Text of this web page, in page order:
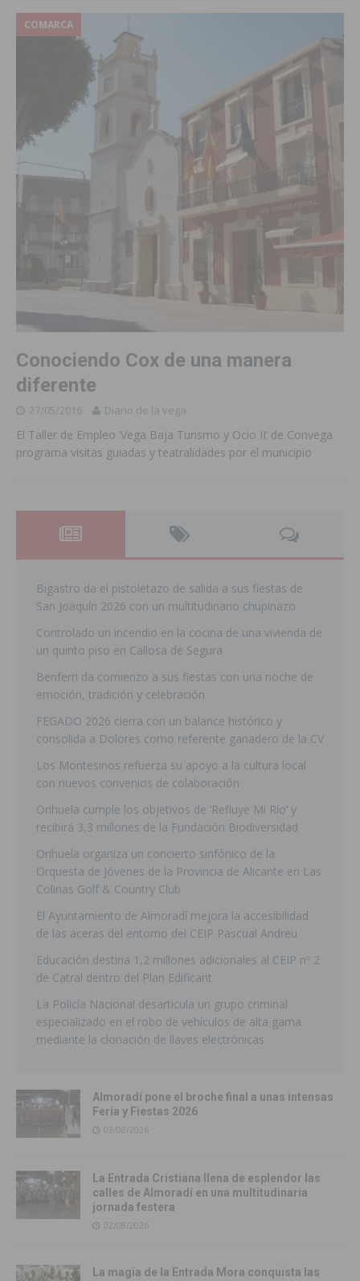
COMARCA
Conociendo Cox de una manera
diferente
27/05/2016 Diario de la vega
El Taller de Empleo ‘Vega Baja Turismo y Ocio II’ de Convega
programa visitas guiadas y teatralidades por el municipio
Bigastro da el pistoletazo de salida a sus fiestas de
San Joaquín 2026 con un multitudinario chupinazo
Controlado un incendio en la cocina de una vivienda de
un quinto piso en Callosa de Segura
Benferri da comienzo a sus fiestas con una noche de
emoción, tradición y celebración
FEGADO 2026 cierra con un balance histórico y
consolida a Dolores como referente ganadero de la CV
Los Montesinos refuerza su apoyo a la cultura local
con nuevos convenios de colaboración
Orihuela cumple los objetivos de ‘Refluye Mi Río’ y
recibirá 3,3 millones de la Fundación Biodiversidad
Orihuela organiza un concierto sinfónico de la
Orquesta de Jóvenes de la Provincia de Alicante en Las
Colinas Golf & Country Club
El Ayuntamiento de Almoradí mejora la accesibilidad
de las aceras del entorno del CEIP Pascual Andreu
Educación destina 1,2 millones adicionales al CEIP nº 2
de Catral dentro del Plan Edificant
La Policía Nacional desarticula un grupo criminal
especializado en el robo de vehículos de alta gama
mediante la clonación de llaves electrónicas
Almoradí pone el broche final a unas intensas
Feria y Fiestas 2026
03/08/2026
La Entrada Cristiana llena de esplendor las
calles de Almoradí en una multitudinaria
jornada festera
02/08/2026
La magia de la Entrada Mora conquista las